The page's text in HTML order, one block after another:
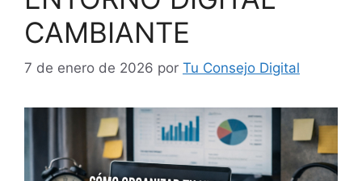
CAMBIANTE
7 de enero de 2026 por Tu Consejo Digital